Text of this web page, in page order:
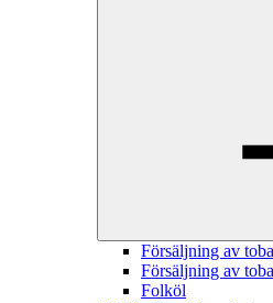
Försäljning av
Försäljning av
Folköl